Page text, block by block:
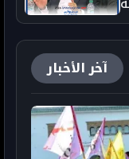
آخر الأخبار